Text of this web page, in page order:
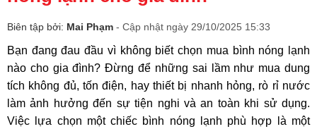
Biên tập bởi: Mai Phạm - Cập nhật ngày 29/10/2025 15:33
Bạn đang đau đầu vì không biết chọn mua bình nóng lạnh
nào cho gia đình? Đừng để những sai lầm như mua dung
tích không đủ, tốn điện, hay thiết bị nhanh hỏng, rò rỉ nước
làm ảnh hưởng đến sự tiện nghi và an toàn khi sử dụng.
Việc lựa chọn một chiếc bình nóng lạnh phù hợp là một